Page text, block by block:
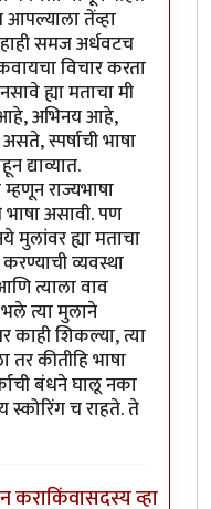
तेंव्हा
समज अर्धवटच
विचार करता
ह्या मताचा मी
अभिनय आहे,
स्पर्षाची भाषा
द्याव्यात.
राज्यभाषा
भाषा असावी. पण
ह्या मताचा
व्यवस्था
त्याला वाव
त्या मुलाने
काही शिकल्या, त्या
तर कीतीहि भाषा
बंधने घालू नका
च राहते. ते
कराकिंवासदस्य व्हा